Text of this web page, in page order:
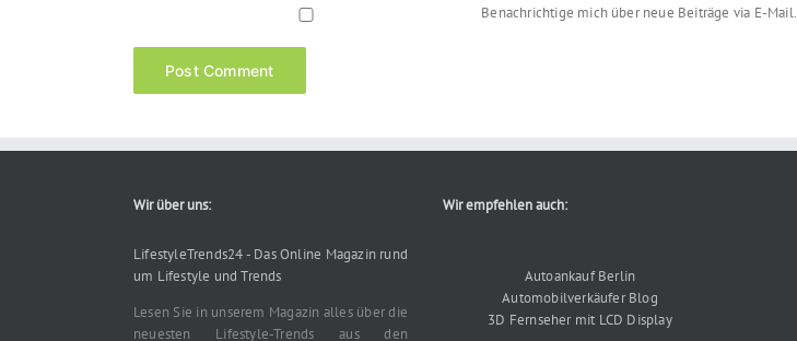
Benachrichtige mich über neue Beiträge via E-Mail.
Wir über uns:
LifestyleTrends24 - Das Online Magazin rund
um Lifestyle und Trends
Lesen Sie in unserem Magazin alles über die
neuesten Lifestyle-Trends aus den
Wir empfehlen auch:
Autoankauf Berlin
Automobilverkäufer Blog
3D Fernseher mit LCD Display